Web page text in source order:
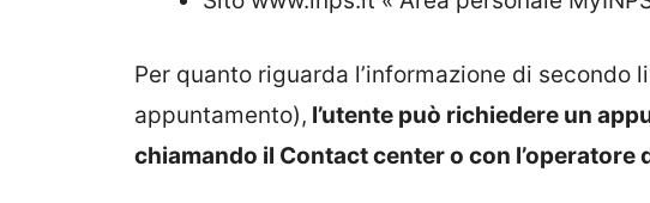
Per quanto riguarda l’informazione di secondo
appuntamento), l’utente può richiedere un
chiamando il Contact center o con l’operatore